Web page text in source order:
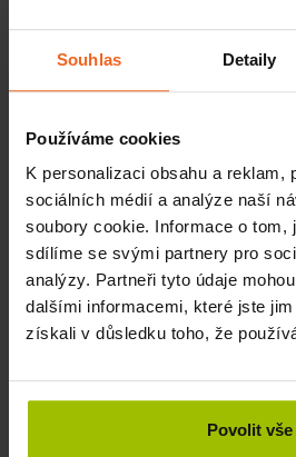
Souhlas Detaily
Používáme cookies
K personalizaci obsahu a reklam,
sociálních médií a analýze naší
soubory cookie. Informace o tom,
sdílíme se svými partnery pro
analýzy. Partneři tyto údaje
dalšími informacemi, které jste
získali v důsledku toho, že
Povolit vše
Premium, 59 kusů
INFO V OBCHODU
3620 Kč
Lávové kameny Hot
chodidlové, 9,5-11,5
INFO V OBCHODU
450 Kč
dlaňové/hýžďové, 8-